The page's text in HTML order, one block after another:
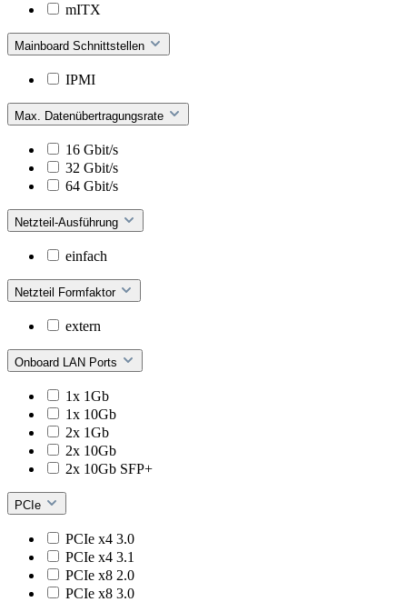
mITX
Mainboard Schnittstellen
IPMI
Max. Datenübertragungsrate
16 Gbit/s
32 Gbit/s
64 Gbit/s
Netzteil-Ausführung
einfach
Netzteil Formfaktor
extern
Onboard LAN Ports
1x 1Gb
1x 10Gb
2x 1Gb
2x 10Gb
2x 10Gb SFP+
PCIe
PCIe x4 3.0
PCIe x4 3.1
PCIe x8 2.0
PCIe x8 3.0